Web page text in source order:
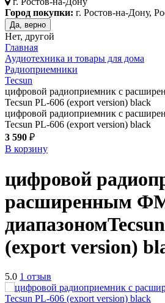
Город покупки: г. Ростов-на-Дону,
Да, верно
Нет, другой
Главная
Аудиотехника и товары для дома
Радиоприемники
Tecsun
цифровой радиоприемник с
Tecsun PL-606 (export version) black
цифровой радиоприемник с
Tecsun PL-606 (export version) black
3 590 ₽
В корзину
цифровой
расширенным
диапазоном
(export version)
5.0 1 отзыв